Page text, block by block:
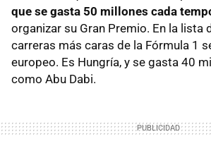
que se gasta 50 millones cada
organizar su Gran Premio. En la lista
carreras más caras de la Fórmula 1
europeo. Es Hungría, y se gasta 40
como Abu Dabi.